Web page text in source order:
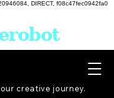
DIRECT, f08c47fec0942fa0
creative journey.